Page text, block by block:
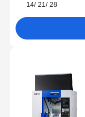
14/ 21/ 28